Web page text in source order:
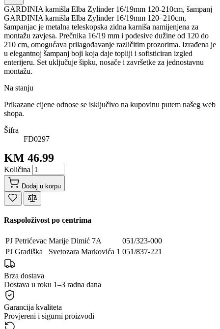
GARDINIA karnišla Elba Zylinder 16/19mm 120-210cm, šampanj
GARDINIA karnišla Elba Zylinder 16/19mm 120–210cm,
šampanjac je metalna teleskopska zidna karniša namijenjena za
montažu zavjesa. Prečnika 16/19 mm i podesive dužine od 120 do
210 cm, omogućava prilagođavanje različitim prozorima. Izrađena je
u elegantnoj šampanj boji koja daje topliji i sofisticiran izgled
enterijeru. Set uključuje šipku, nosače i završetke za jednostavnu
montažu.
Na stanju
Prikazane cijene odnose se isključivo na kupovinu putem našeg web
shopa.
Šifra
FD0297
KM 46.99
Količina
Dodaj u korpu
Raspoloživost po centrima
PJ Petrićevac Marije Dimić 7A
051/323-000
PJ Gradiška
Svetozara Markovića 1 051/837-221
Brza dostava
Dostava u roku 1–3 radna dana
Garancija kvaliteta
Provjereni i sigurni proizvodi